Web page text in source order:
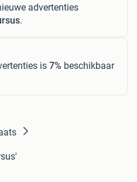
advertenties
.
is 7% beschikbaar